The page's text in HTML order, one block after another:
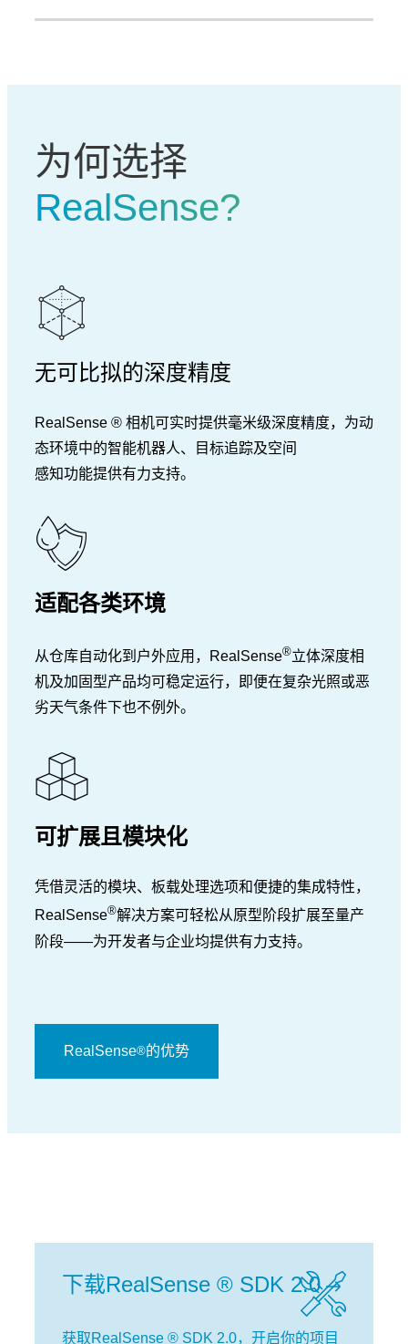
为何选择
RealSense?
无可比拟的深度精度
RealSense ® 相机可实时提供毫米级深度精度，为动
态环境中的智能机器人、目标追踪及空间
感知功能提供有力支持。
适配各类环境
从仓库自动化到户外应用，RealSense®立体深度相
机及加固型产品均可稳定运行，即便在复杂光照或恶
劣天气条件下也不例外。
可扩展且模块化
凭借灵活的模块、板载处理选项和便捷的集成特性，
RealSense®解决方案可轻松从原型阶段扩展至量产
阶段——为开发者与企业均提供有力支持。
RealSense®的优势
下载RealSense ® SDK 2.0
获取RealSense ® SDK 2.0，开启你的项目